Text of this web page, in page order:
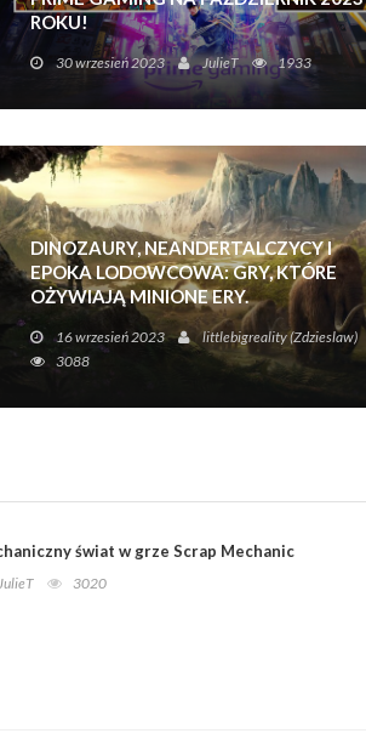
ROKU!
Korzystaj z okazji!
30 wrzesień 2023 JulieT 1933
DINOZAURY, NEANDERTALCZYCY I
EPOKA LODOWCOWA: GRY, KTÓRE
OŻYWIAJĄ MINIONE ERY.
Wystarczy włączyć komputer czy konsolę,
przenieść się w świat pełen przygód z
dinozaurami, jaskiniowcami i pierwszymi
cywilizacjami.
16 wrzesień 2023
littlebigreality (Zdzieslaw)
3088
świat w grze Scrap Mechanic
JulieT 3020